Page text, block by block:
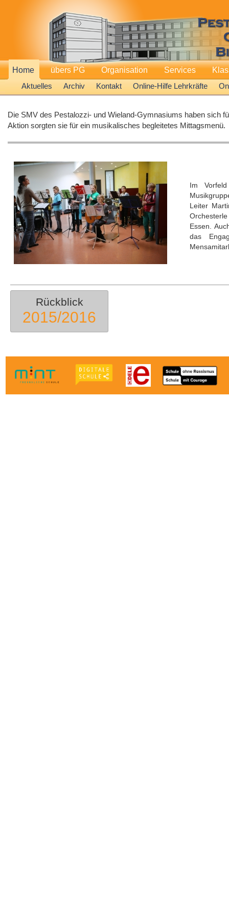
Home
Aktuelles
Archiv Kontakt Online-Hilfe Lehrkräfte
übers PG Organisation Services
Die SMV des Pestalozzi- und Wieland-Gymnasiums haben sich
Aktion sorgten sie für ein musikalisches begleitetes Mittagsmenü.
Im
Leiter
Essen.
das
Rückblick
2015/2016